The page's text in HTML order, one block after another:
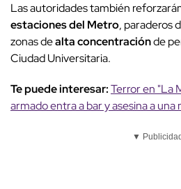
Las autoridades también
estaciones del Metro, paraderos
zonas dealta concentraciónde
Ciudad Universitaria.
Te puede interesar:Terror en "La
armado entra a bar y asesina a
▼ Publicidad